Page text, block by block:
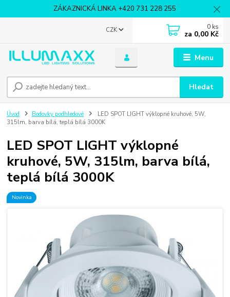
ZÁKAZNICKÁ LINKA +420 731 228 255
Menu
CZK
Hledat
0 ks
za 0,00 Kč
Úvod Bodovky podhledové
LED SPOT LIGHT výklopné kruhové, 5W,
315lm, barva bílá, teplá bílá 3000K
LED SPOT LIGHT výklopné
kruhové, 5W, 315lm, barva bílá,
teplá bílá 3000K
Novinka